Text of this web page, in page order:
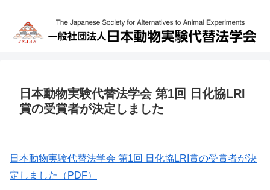
日本動物実験代替法学会 第1回 日化協LRI
賞の受賞者が決定しました
日本動物実験代替法学会 第1回 日化協LRI賞の受賞者が決
定しました（PDF）